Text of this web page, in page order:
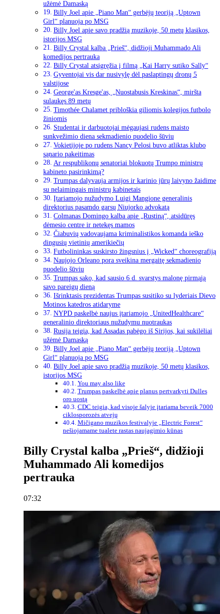
užėmė Damaską
Billy Joel apie „Piano Man“ gerbėjų teoriją „Uptown
Girl“ planuoja po MSG
Billy Joel apie savo pradžią muzikoje, 50 metų klasikos,
istorijos MSG
Billy Crystal kalba „Prieš“, didžioji Muhammado Ali
komedijos pertrauka
Billy Crystal atsigręžia į filmą „Kai Harry sutiko Sally“
Gyventojai vis dar nusivylę dėl paslaptingų dronų 5
valstijose
George'as Kresge'as, „Nuostabusis Kreskinas“, miršta
sulaukęs 89 metų
Timothée Chalamet pribloškia giliomis kolegijos futbolo
žiniomis
Studentai ir darbuotojai mėgaujasi rudens maisto
sunkvežimio diena sekmadienio puodelio šūviu
Vokietijoje po rudens Nancy Pelosi buvo atliktas klubo
sąnario pakeitimas
Ar respublikonų senatoriai blokuotų Trumpo ministrų
kabineto pasirinkimą?
Trumpas dalyvauja armijos ir karinio jūrų laivyno žaidime
su nelaimingais ministrų kabinetais
Įtariamojo nužudymo Luigi Mangione generalinis
direktorius pasamdo garsų Niujorko advokatą
Colmanas Domingo kalba apie „Rustiną“, atsidūręs
dėmesio centre ir netekęs mamos
Čiabuvių vadovaujama kriminalistikos komanda ieško
dingusių vietinių amerikiečių
Futbolininkas suskirsto žingsnius į „Wicked“ choreografiją
Naujojo Orleano pora sveikina mergaitę sekmadienio
puodelio šūviu
Trumpas sako, kad sausio 6 d. svarstys malonę pirmąją
savo pareigų dieną
Išrinktasis prezidentas Trumpas susitiko su lyderiais Dievo
Motinos katedros atidaryme
NYPD paskelbė naujus įtariamojo „UnitedHealthcare“
generalinio direktoriaus nužudymu nuotraukas
Rusija teigia, kad Assadas pabėgo iš Sirijos, kai sukilėliai
užėmė Damaską
Billy Joel apie „Piano Man“ gerbėjų teoriją „Uptown
Girl“ planuoja po MSG
Billy Joel apie savo pradžią muzikoje, 50 metų klasikos,
istorijos MSG
You may also like
Trumpas paskelbė apie planus pertvarkyti Dulles
oro uostą
CDC teigia, kad visoje šalyje įtariama beveik 7000
ciklosporozės atvejų
Mičigano muzikos festivalyje „Electric Forest“
nešiojamame tualete rastas naujagimio kūnas
Billy Crystal kalba „Prieš“, didžioji
Muhammado Ali komedijos
pertrauka
07:32